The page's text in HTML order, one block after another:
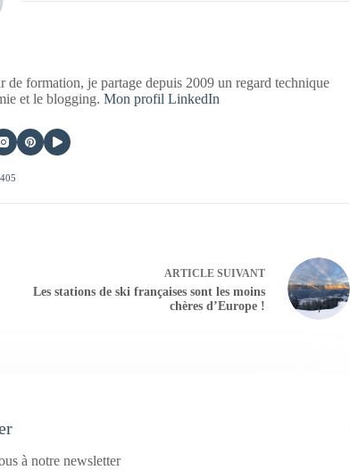
formation, je partage depuis 2009 un regard technique
et le blogging.Mon profil LinkedIn
ARTICLESUIVANT
Les stations de ski françaises sont les moins
chères d’Europe !
à notre newsletter